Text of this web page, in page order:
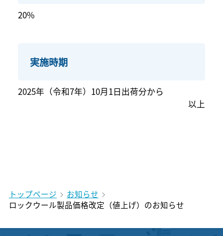
20%
実施時期
2025年（令和7年）10月1日出荷分から
以上
トップページ
お知らせ
ロックウール製品価格改定（値上げ）のお知らせ